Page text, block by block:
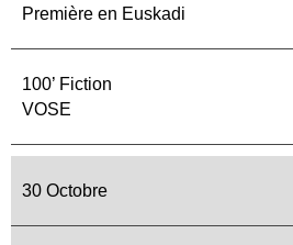
Première en Euskadi
100’ Fiction
VOSE
30 Octobre